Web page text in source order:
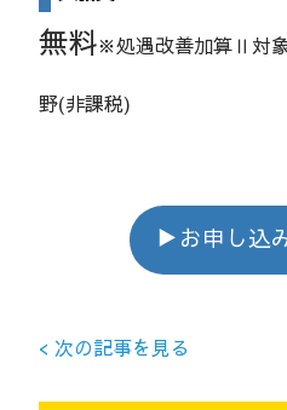
無料※処遇改善加算Ⅱ対
野(非課税)
▶お申し込
< 次の記事を見る